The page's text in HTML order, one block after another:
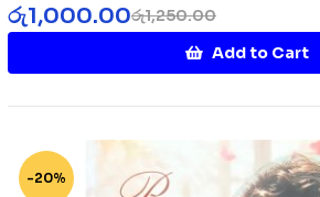
රු1,250.00
රු1,000.00
Add to Cart
-20%